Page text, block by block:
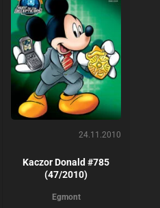
24.11.2010
Kaczor Donald #785
(47/2010)
Egmont